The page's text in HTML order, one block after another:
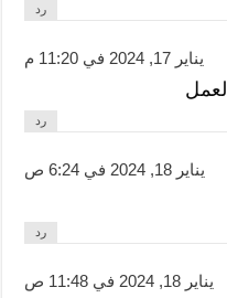
رد
يناير 17, 2024 في 11:20 م
رد
يناير 18, 2024 في 6:24 ص
رد
يناير 18, 2024 في 11:48 ص